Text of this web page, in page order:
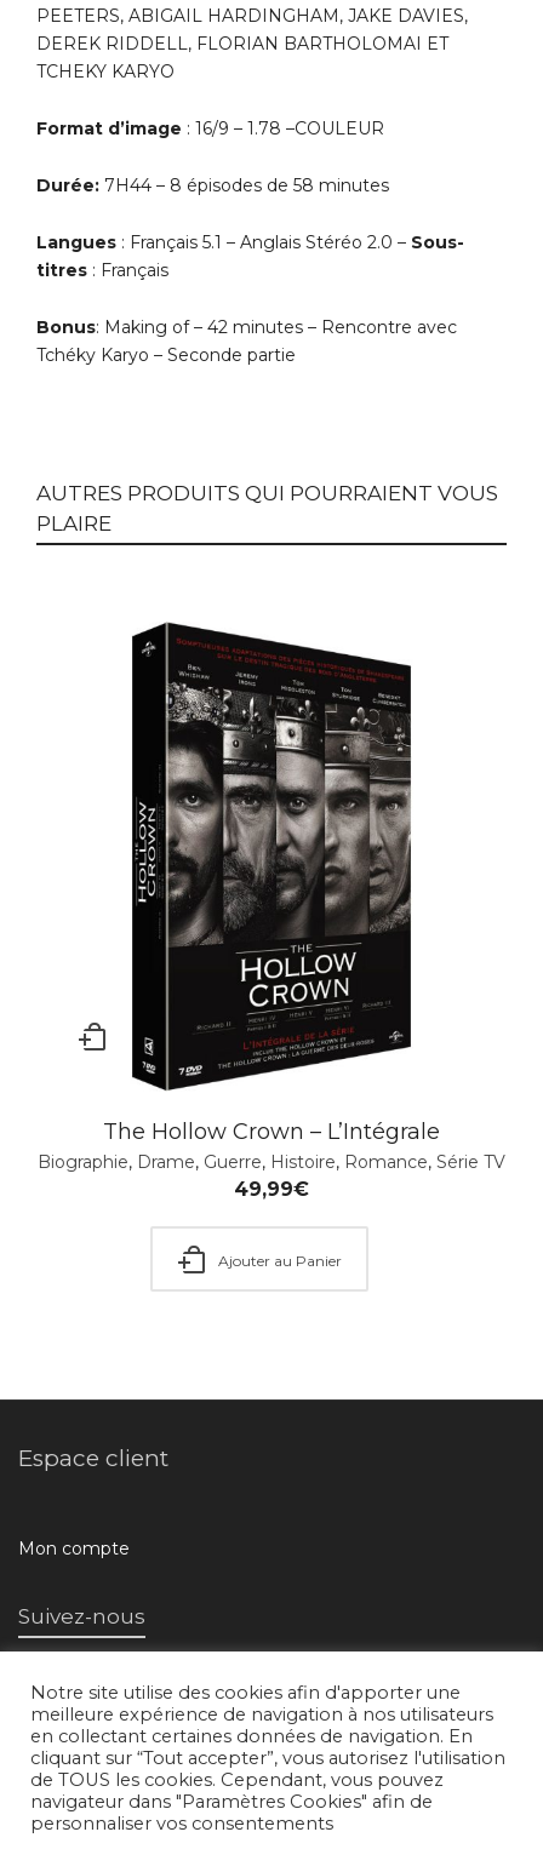
PEETERS, ABIGAIL HARDINGHAM, JAKE DAVIES,
DEREK RIDDELL, FLORIAN BARTHOLOMAI ET
TCHEKY KARYO
Format d’image : 16/9 – 1.78 –COULEUR
Durée: 7H44 – 8 épisodes de 58 minutes
Langues : Français 5.1 – Anglais Stéréo 2.0 – Sous-
titres : Français
Bonus: Making of – 42 minutes – Rencontre avec
Tchéky Karyo – Seconde partie
AUTRES PRODUITS QUI POURRAIENT VOUS
PLAIRE
The Hollow Crown – L’Intégrale
Biographie, Drame, Guerre, Histoire, Romance, Série TV
49,99€
Ajouter au Panier
Espace client
Mon compte
Suivez-nous
L'atelier d'images © 2018 /Mentions légales/Conditions générales de
Notre site utilise des cookies afin d'apporter une
meilleure expérience de navigation à nos utilisateurs
en collectant certaines données de navigation. En
cliquant sur “Tout accepter”, vous autorisez l'utilisation
de TOUS les cookies. Cependant, vous pouvez
navigateur dans "Paramètres Cookies" afin de
personnaliser vos consentements